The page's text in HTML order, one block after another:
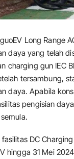
Long Range
daya yang telah
charging gun IEC
tersambung,
daya. Apabila
pengisian
DC
hingga 31 Mei